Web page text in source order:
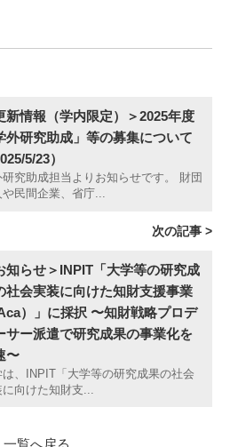
新情報（学内限定）＞2025年度
外研究助成」等の募集について
5/23）
研究助成担当よりお知らせです。 財団
や民間企業、省庁...
次の記事 >
知らせ＞INPIT「大学等の研究成
社会実装に向けた知財支援事業
）」に採択 〜知財戦略プロデ
サー派遣で研究成果の事業化を
〜
は、INPIT「大学等の研究成果の社会
向けた知財支...
一覧へ戻る